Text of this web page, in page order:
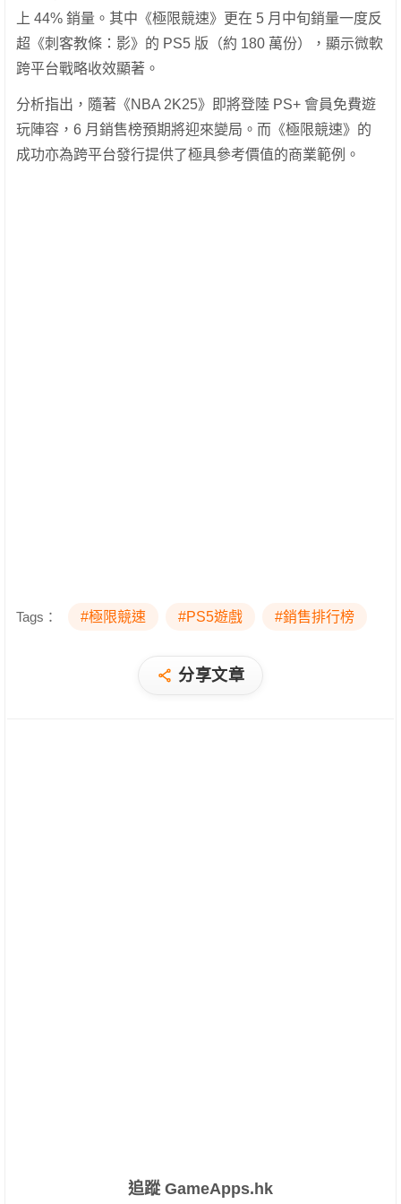
上 44% 銷量。其中《極限競速》更在 5 月中旬銷量一度反
超《刺客教條：影》的 PS5 版（約 180 萬份），顯示微軟
跨平台戰略收效顯著。
分析指出，隨著《NBA 2K25》即將登陸 PS+ 會員免費遊
玩陣容，6 月銷售榜預期將迎來變局。而《極限競速》的
成功亦為跨平台發行提供了極具參考價值的商業範例。
Tags： #極限競速 #PS5遊戲 #銷售排行榜
分享文章
追蹤 GameApps.hk